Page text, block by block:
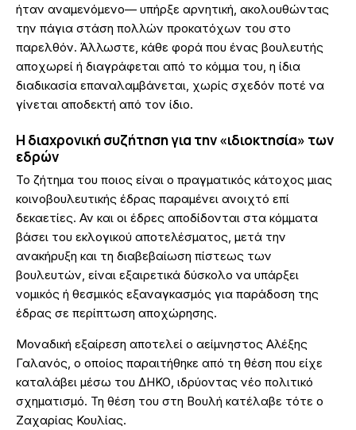
ήταν αναμενόμενο— υπήρξε αρνητική, ακολουθώντας
την πάγια στάση πολλών προκατόχων του στο
παρελθόν. Άλλωστε, κάθε φορά που ένας βουλευτής
αποχωρεί ή διαγράφεται από το κόμμα του, η ίδια
διαδικασία επαναλαμβάνεται, χωρίς σχεδόν ποτέ να
γίνεται αποδεκτή από τον ίδιο.
Η διαχρονική συζήτηση για την «ιδιοκτησία» των
εδρών
Το ζήτημα του ποιος είναι ο πραγματικός κάτοχος μιας
κοινοβουλευτικής έδρας παραμένει ανοιχτό επί
δεκαετίες. Αν και οι έδρες αποδίδονται στα κόμματα
βάσει του εκλογικού αποτελέσματος, μετά την
ανακήρυξη και τη διαβεβαίωση πίστεως των
βουλευτών, είναι εξαιρετικά δύσκολο να υπάρξει
νομικός ή θεσμικός εξαναγκασμός για παράδοση της
έδρας σε περίπτωση αποχώρησης.
Μοναδική εξαίρεση αποτελεί ο αείμνηστος Αλέξης
Γαλανός, ο οποίος παραιτήθηκε από τη θέση που είχε
καταλάβει μέσω του ΔΗΚΟ, ιδρύοντας νέο πολιτικό
σχηματισμό. Τη θέση του στη Βουλή κατέλαβε τότε ο
Ζαχαρίας Κουλίας.